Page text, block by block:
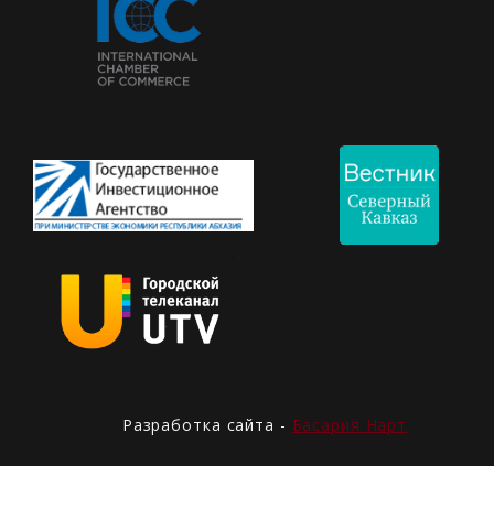
Разработка сайта - Басария Нарт